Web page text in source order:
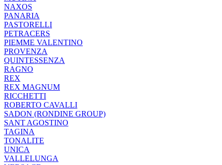
NAXOS
PANARIA
PASTORELLI
PETRACERS
PIEMME VALENTINO
PROVENZA
QUINTESSENZA
RAGNO
REX
REX MAGNUM
RICCHETTI
ROBERTO CAVALLI
SADON (RONDINE GROUP)
SANT AGOSTINO
TAGINA
TONALITE
UNICA
VALLELUNGA